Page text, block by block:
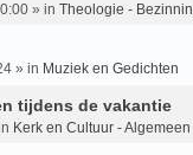
» in Theologie -
» in Muziek en Gedichten
tijdens de vakantie
Kerk en Cultuur - Algemeen